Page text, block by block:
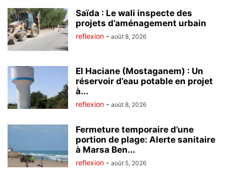
Saïda : Le wali inspecte des
projets d’aménagement urbain
reflexion - août 8, 2026
El Haciane (Mostaganem) : Un
réservoir d’eau potable en projet
à...
reflexion - août 8, 2026
Fermeture temporaire d’une
portion de plage: Alerte sanitaire
à Marsa Ben...
reflexion - août 5, 2026